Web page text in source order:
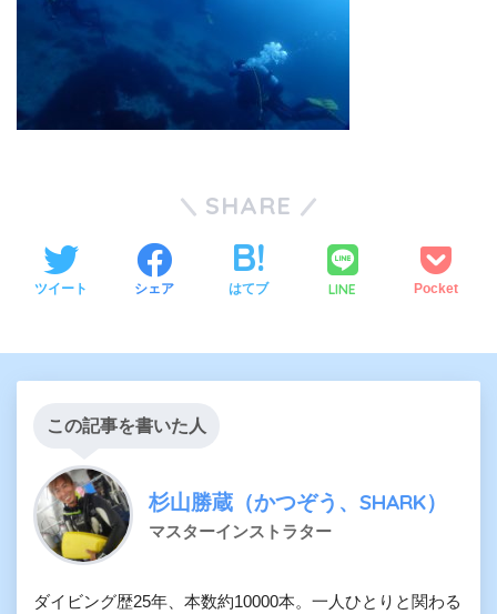
SHARE
ツイート シェア はてブ LINE Pocket
この記事を書いた人
杉山勝蔵（かつぞう、SHARK）
マスターインストラター
ダイビング歴25年、本数約10000本。一人ひとりと関わる